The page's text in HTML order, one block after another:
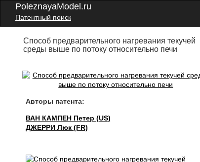
PoleznayaModel.ru
Патентный поиск
Способ предварительного нагревания текучей
среды выше по потоку относительно печи
Авторы патента:
ВАН КАМПЕН Петер (US)
ДЖЕРРИ Люк (FR)